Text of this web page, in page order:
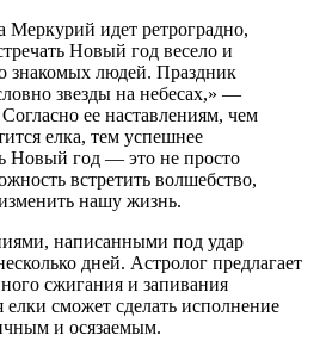
Меркурий идет ретроградно,
Новый год весело и
знакомых людей. Праздник
звезды на небесах,» —
Согласно ее наставлениям, чем
елка, тем успешнее
Новый год — это не просто
встретить волшебство,
нашу жизнь.
написанными под удар
дней. Астролог предлагает
сжигания и запивания
сможет сделать исполнение
и осязаемым.